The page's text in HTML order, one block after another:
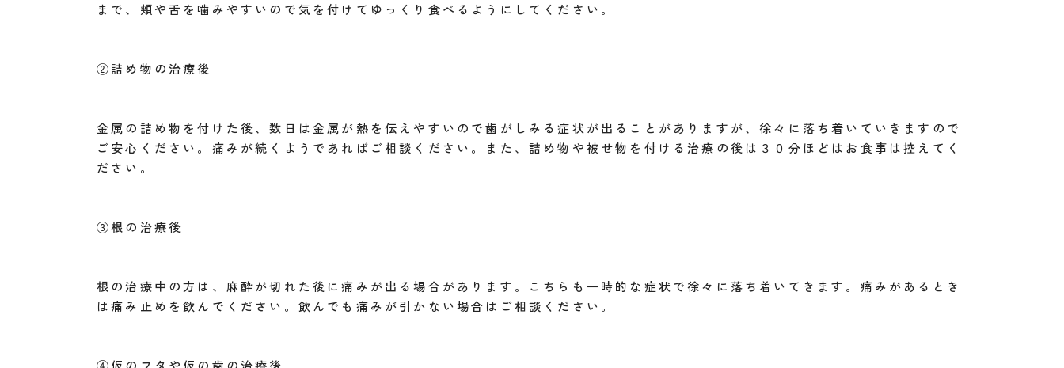
まで、頬や舌を噛みやすいので気を付けてゆっくり食べるようにしてください。
②詰め物の治療後
金属の詰め物を付けた後、数日は金属が熱を伝えやすいので歯がしみる症状が出ることがありますが、徐々に落ち着いていきますので
ご安心ください。痛みが続くようであればご相談ください。また、詰め物や被せ物を付ける治療の後は３０分ほどはお食事は控えてく
ださい。
③根の治療後
根の治療中の方は、麻酔が切れた後に痛みが出る場合があります。こちらも一時的な症状で徐々に落ち着いてきます。痛みがあるとき
は痛み止めを飲んでください。飲んでも痛みが引かない場合はご相談ください。